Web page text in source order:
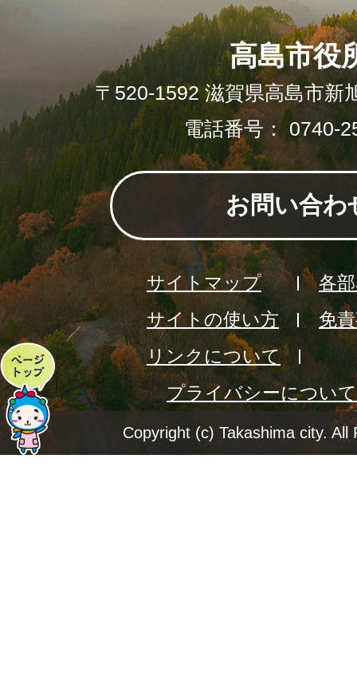
ペ
ー
ジ
高島市役
〒520-1592 滋賀県高島市新
電話番号： 0740-
お問い合わ
サイトマップ
各
サイトの使い方
免
リンクについて
プライバシーについて
Copyright (c) Takashima city. All